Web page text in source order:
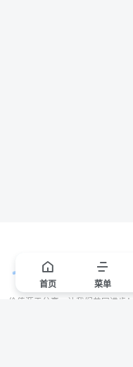
首页 菜单
价值源于分享，让我们共同进步！